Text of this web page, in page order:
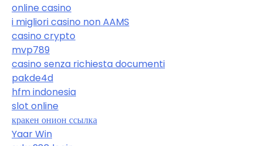
online casino
i migliori casino non AAMS
casino crypto
mvp789
casino senza richiesta documenti
pakde4d
hfm indonesia
slot online
кракен онион ссылка
Yaar Win